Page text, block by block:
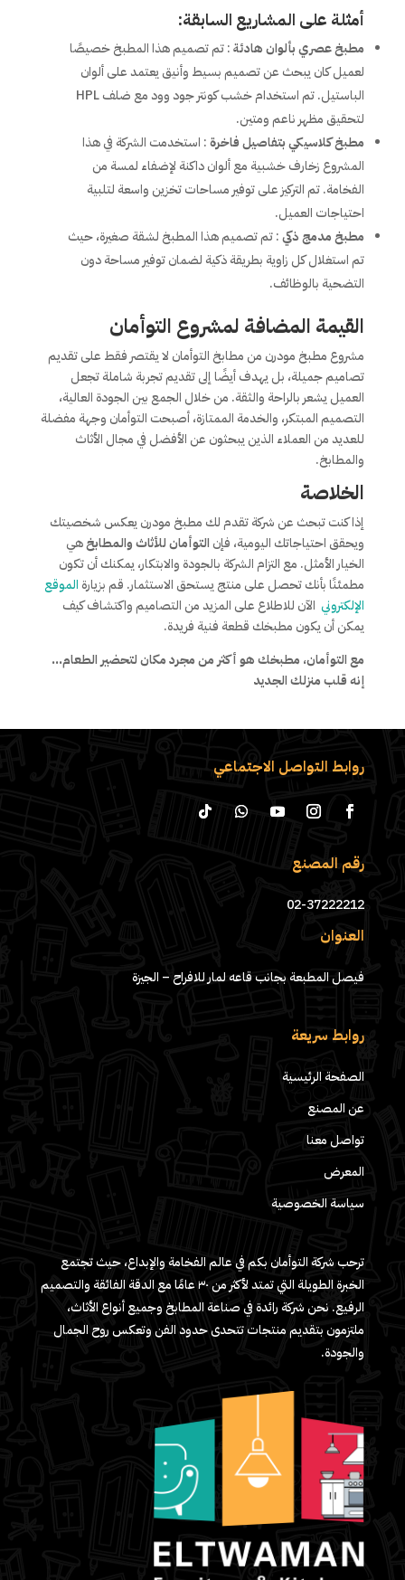
أمثلة على المشاريع السابقة:
مطبخ عصري بألوان هادئة: تم تصميم هذا المطبخ خصيصًا
لعميل كان يبحث عن تصميم بسيط وأنيق يعتمد على ألوان
الباستيل. تم استخدام خشب كونتر جود وود مع ضلف HPL
لتحقيق مظهر ناعم ومتين.
مطبخ كلاسيكي بتفاصيل فاخرة: استخدمت الشركة في هذا
المشروع زخارف خشبية مع ألوان داكنة لإضفاء لمسة من
الفخامة. تم التركيز على توفير مساحات تخزين واسعة لتلبية
احتياجات العميل.
مطبخ مدمج ذكي: تم تصميم هذا المطبخ لشقة صغيرة، حيث
تم استغلال كل زاوية بطريقة ذكية لضمان توفير مساحة دون
التضحية بالوظائف.
القيمة المضافة لمشروع التوأمان
مشروع مطبخ مودرن من مطابخ التوأمان لا يقتصر فقط على تقديم
تصاميم جميلة، بل يهدف أيضًا إلى تقديم تجربة شاملة تجعل
العميل يشعر بالراحة والثقة. من خلال الجمع بين الجودة العالية،
التصميم المبتكر، والخدمة الممتازة، أصبحت التوأمان وجهة مفضلة
للعديد من العملاء الذين يبحثون عن الأفضل في مجال الأثاث
والمطابخ.
الخلاصة
إذا كنت تبحث عن شركة تقدم لك مطبخ مودرن يعكس شخصيتك
ويحقق احتياجاتك اليومية، فإن التوأمان للأثاث والمطابخهي
الخيار الأمثل. مع التزام الشركة بالجودة والابتكار، يمكنك أن تكون
مطمئنًا بأنك تحصل على منتج يستحق الاستثمار. قم بزيارة الموقع
الإلكترونيالآن للاطلاع على المزيد من التصاميم واكتشاف كيف
يمكن أن يكون مطبخك قطعة فنية فريدة.
مع التوأمان، مطبخك هو أكثر من مجرد مكان لتحضير الطعام…
إنه قلب منزلك الجديد
روابط التواصل الاجتماعي
رقم المصنع
02-37222212
العنوان
فيصل المطبعة بجانب قاعه لمار للافراح – الجيزة
روابط سريعة
الصفحة الرئيسية
عن المصنع
تواصل معنا
المعرض
سياسة الخصوصية
ترحب شركة التوأمان بكم في عالم الفخامة والإبداع، حيث تجتمع
الخبرة الطويلة التي تمتد لأكثر من ٣٠ عامًا مع الدقة الفائقة والتصميم
الرفيع. نحن شركة رائدة في صناعة المطابخ وجميع أنواع الأثاث،
ملتزمون بتقديم منتجات تتحدى حدود الفن وتعكس روح الجمال
والجودة.